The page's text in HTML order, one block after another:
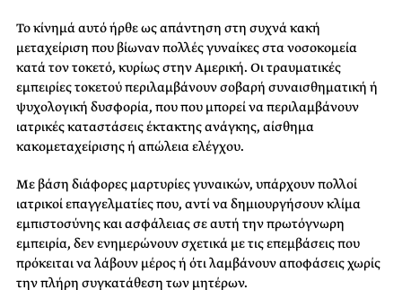
Το κίνημά αυτό ήρθε ως απάντηση στη συχνά κακή
μεταχείριση που βίωναν πολλές γυναίκες στα νοσοκομεία
κατά τον τοκετό, κυρίως στην Αμερική. Οι τραυματικές
εμπειρίες τοκετού περιλαμβάνουν σοβαρή συναισθηματική ή
ψυχολογική δυσφορία, που που μπορεί να περιλαμβάνουν
ιατρικές καταστάσεις έκτακτης ανάγκης, αίσθημα
κακομεταχείρισης ή απώλεια ελέγχου.
Με βάση διάφορες μαρτυρίες γυναικών, υπάρχουν πολλοί
ιατρικοί επαγγελματίες που, αντί να δημιουργήσουν κλίμα
εμπιστοσύνης και ασφάλειας σε αυτή την πρωτόγνωρη
εμπειρία, δεν ενημερώνουν σχετικά με τις επεμβάσεις που
πρόκειται να λάβουν μέρος ή ότι λαμβάνουν αποφάσεις χωρίς
την πλήρη συγκατάθεση των μητέρων.